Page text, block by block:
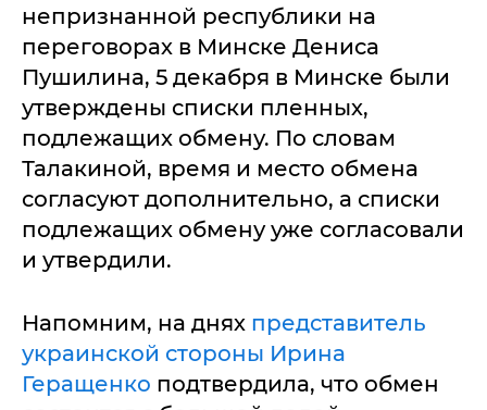
непризнанной республики на
переговорах в Минске Дениса
Пушилина, 5 декабря в Минске были
утверждены списки пленных,
подлежащих обмену. По словам
Талакиной, время и место обмена
согласуют дополнительно, а списки
подлежащих обмену уже согласовали
и утвердили.
Напомним, на днях представитель
украинской стороны Ирина
Геращенко подтвердила, что обмен